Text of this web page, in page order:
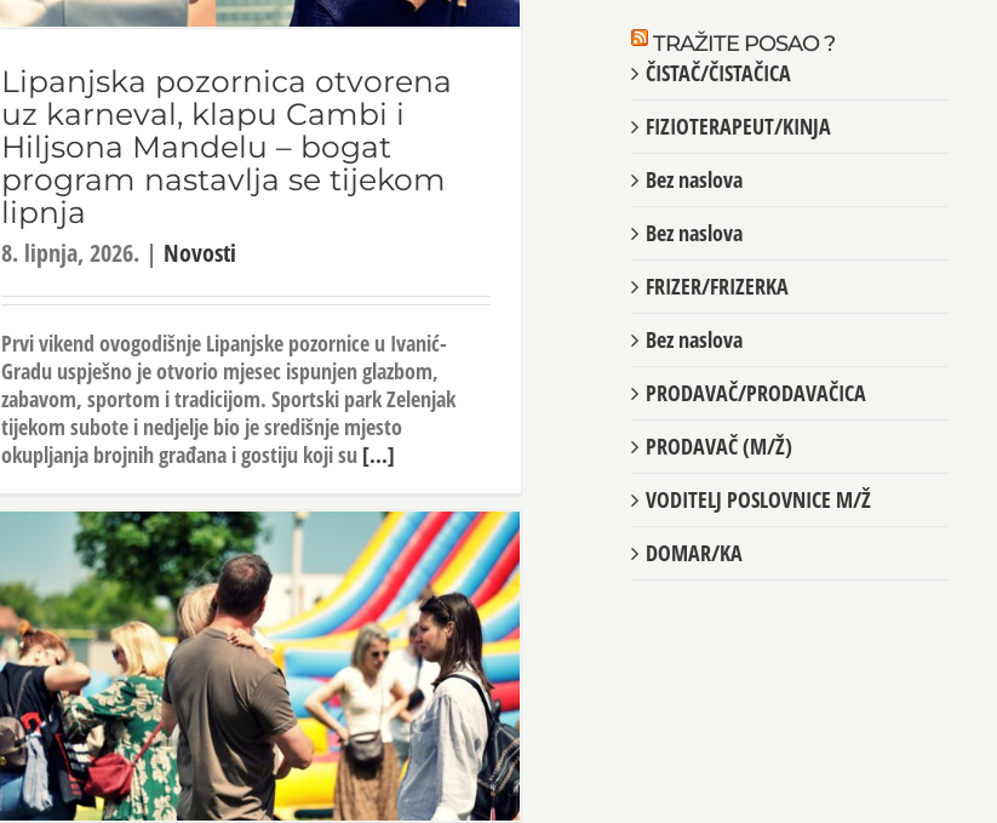
Lipanjska pozornica otvorena
uz karneval, klapu Cambi i
Hiljsona Mandelu – bogat
program nastavlja se tijekom
lipnja
8. lipnja, 2026. | Novosti
Prvi vikend ovogodišnje Lipanjske pozornice u Ivanić-
Gradu uspješno je otvorio mjesec ispunjen glazbom,
zabavom, sportom i tradicijom. Sportski park Zelenjak
tijekom subote i nedjelje bio je središnje mjesto
okupljanja brojnih građana i gostiju koji su [...]
TRAŽITE POSAO ?
ČISTAČ/ČISTAČICA
FIZIOTERAPEUT/KINJA
Bez naslova
Bez naslova
FRIZER/FRIZERKA
Bez naslova
PRODAVAČ/PRODAVAČICA
PRODAVAČ (M/Ž)
VODITELJ POSLOVNICE M/Ž
DOMAR/KA